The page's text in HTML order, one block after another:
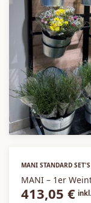
MANI STANDARD SET'S
MANI – 1er
413,05 €